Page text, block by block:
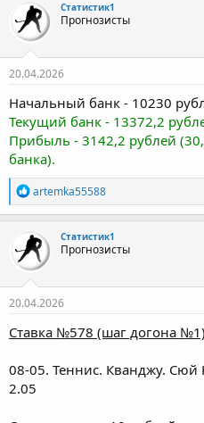
Статистик1
Прогнозисты
20.04.2026
Начальный банк - 10230
Текущий банк - 13372,2
Прибыль - 3142,2 рублей
банка).
Р
е
а
к
ц
и
и
artemka55588
Статистик1
Прогнозисты
20.04.2026
Ставка №578 (шаг догона
08-05. Теннис. Кванджу. Сюй
2.05